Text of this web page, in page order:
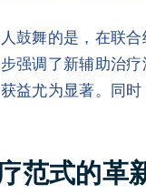
鼓舞的是，在联
强调了新辅助治疗
获益尤为显著。同
范式的革